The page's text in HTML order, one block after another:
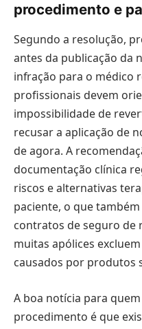
procedimento e
Segundo a resolução,
antes da publicação da
infração para o médico
profissionais devem
impossibilidade de
recusar a aplicação de
de agora. A
documentação clínica
riscos e alternativas
paciente, o que
contratos de seguro de
muitas apólices
causados por produtos
A boa notícia para
procedimento é que